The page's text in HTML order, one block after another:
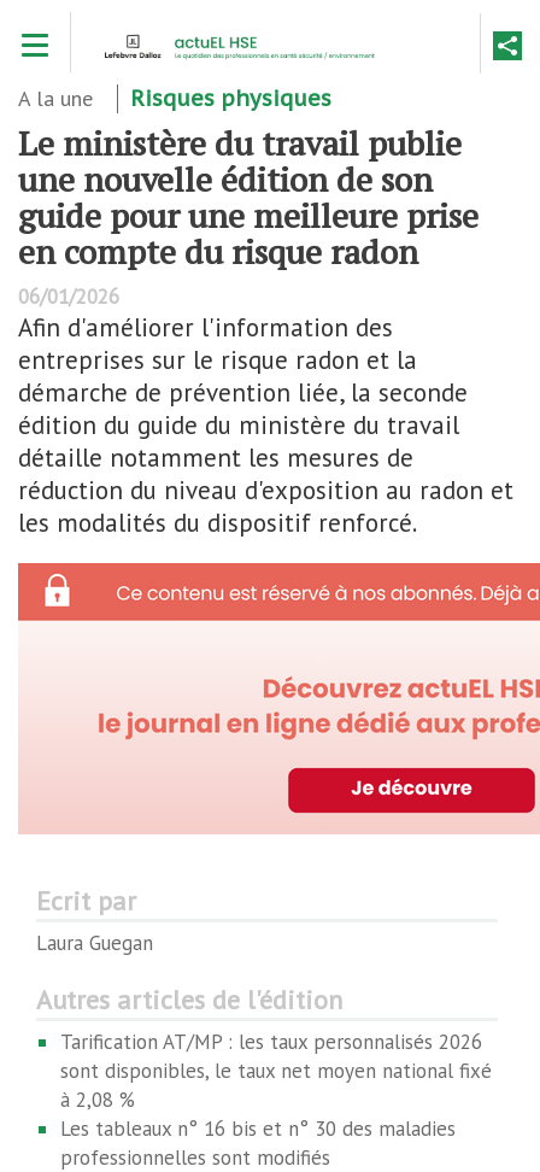
contenu
A la une Risques physiques
Le ministère du travail publie
une nouvelle édition de son
guide pour une meilleure prise
en compte du risque radon
06/01/2026
Afin d'améliorer l'information des
entreprises sur le risque radon et la
démarche de prévention liée, la seconde
édition du guide du ministère du travail
détaille notamment les mesures de
réduction du niveau d'exposition au radon et
les modalités du dispositif renforcé.
Ecrit par
Laura Guegan
Autres articles de l'édition
Tarification AT/MP : les taux personnalisés 2026
sont disponibles, le taux net moyen national fixé
à 2,08 %
Les tableaux n° 16 bis et n° 30 des maladies
professionnelles sont modifiés